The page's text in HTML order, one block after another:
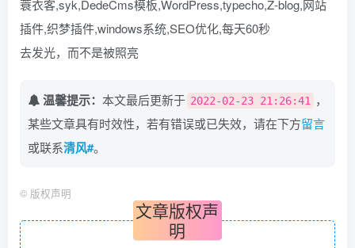
蓑衣客,syk,DedeCms模板,WordPress,typecho,Z-blog,网站
插件,织梦插件,windows系统,SEO优化,每天60秒
去发光，而不是被照亮
温馨提示： 本文最后更新于 2022-02-23 21:26:41 ，
某些文章具有时效性，若有错误或已失效，请在下方留言
或联系清风#。
© 版权声明
文章版权声
明